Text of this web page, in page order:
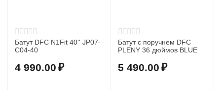
Батут DFC N1Fit 40'' JP07-
C04-40
4 990.00 ₽
Батут с поручнем DFC
PLENY 36 дюймов BLUE
5 490.00 ₽